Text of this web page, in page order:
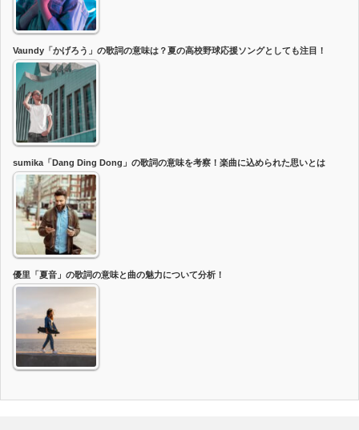
Vaundy「かげろう」の歌詞の意味は？夏の高校野球応援ソングとしても注目！
sumika「Dang Ding Dong」の歌詞の意味を考察！楽曲に込められた思いとは
優里「夏音」の歌詞の意味と曲の魅力について分析！